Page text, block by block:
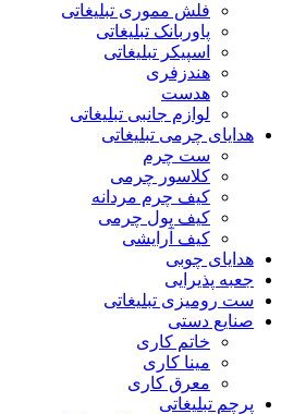
فلش مموری تبلیغاتی
پاوربانک تبلیغاتی
اسپیکر تبلیغاتی
هندزفری
هدست
لوازم جانبی تبلیغاتی
هدایای چرمی تبلیغاتی
ست چرم
کلاسور چرمی
کیف چرم مردانه
کیف پول چرمی
کیف آرایشی
هدایای چوبی
جعبه پذیرایی
ست رومیزی تبلیغاتی
صنایع دستی
خاتم کاری
مینا کاری
معرق کاری
پرچم تبلیغاتی